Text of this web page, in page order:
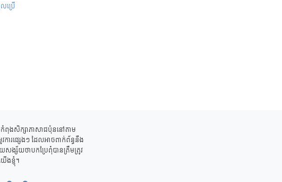
ប្រើ
លកំពុងសិក្សាភាសាជប៉ុននៅតាម
ការផ្សេងៗ ដែលអាចពាក់ព័ន្ធនឹង
ង្ស័យថាបកប្រែពុំបានត្រឹមត្រូវ
ងខ្ញុំ។